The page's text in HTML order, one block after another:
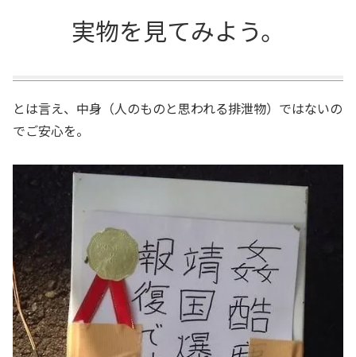
実物を見てみよう。
とは言え、中身（人のものと思われる排泄物）ではないの
でご安心を。